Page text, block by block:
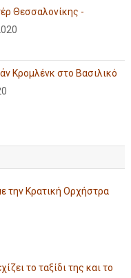
Θεσσαλονίκης -
Κρομλένκ στο Βασιλικό
την Κρατική Ορχήστρα
το ταξίδι της και το